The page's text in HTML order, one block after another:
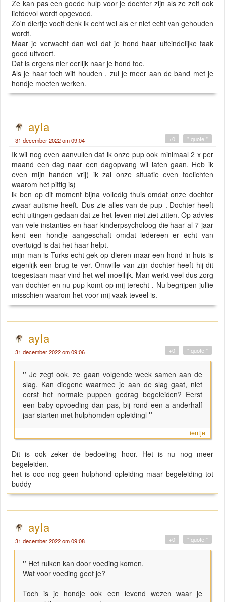
Ze kan pas een goede hulp voor je dochter zijn als ze zelf ook
liefdevol wordt opgevoed.
Zo'n diertje voelt denk ik echt wel als er niet echt van gehouden
wordt.
Maar je verwacht dan wel dat je hond haar uiteindelijke taak
goed uitvoert.
Dat is ergens nier eerlijk naar je hond toe.
Als je haar toch wilt houden , zul je meer aan de band met je
hondje moeten werken.
ayla
31 december 2022 om 09:04 " quote "
+0
Ik wil nog even aanvullen dat ik onze pup ook minimaal 2 x per
maand een dag naar een dagopvang wil laten gaan. Heb ik
even mijn handen vrij( ik zal onze situatie even toelichten
waarom het pittig is)
ik ben op dit moment bijna volledig thuis omdat onze dochter
zwaar autisme heeft. Dus zie alles van de pup . Dochter heeft
echt uitingen gedaan dat ze het leven niet ziet zitten. Op advies
van vele instanties en haar kinderpsycholoog die haar al 7 jaar
kent een hondje aangeschaft omdat iedereen er echt van
overtuigd is dat het haar helpt.
mijn man is Turks echt gek op dieren maar een hond in huis is
eigenlijk een brug te ver. Omwille van zijn dochter heeft hij dit
toegestaan maar vind het wel moeilijk. Man werkt veel dus zorg
van dochter en nu pup komt op mij terecht . Nu begrijpen jullie
misschien waarom het voor mij vaak teveel is.
ayla
31 december 2022 om 09:06 " quote "
+0
"Je zegt ook, ze gaan volgende week samen aan de
slag. Kan diegene waarmee je aan de slag gaat, niet
eerst het normale puppen gedrag begeleiden? Eerst
een baby opvoeding dan pas, bij rond een a anderhalf
jaar starten met hulphomden opleidingl "
ientje
Dit is ook zeker de bedoeling hoor. Het is nu nog meer
begeleiden.
het is ooo nog geen hulphond opleiding maar begeleiding tot
buddy
ayla
31 december 2022 om 09:08 " quote "
+0
" Het ruiken kan door voeding komen.
Wat voor voeding geef je?
Toch is je hondje ook een levend wezen waar je